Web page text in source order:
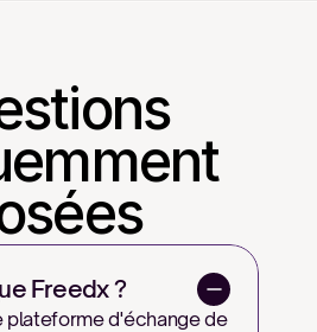
Freedx ?
plateforme d'échange de